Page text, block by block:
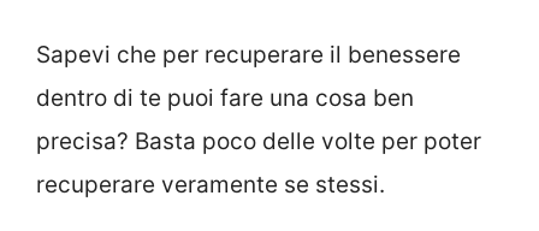
Sapevi che per recuperare il benessere
dentro di te puoi fare una cosa ben
precisa? Basta poco delle volte per poter
recuperare veramente se stessi.